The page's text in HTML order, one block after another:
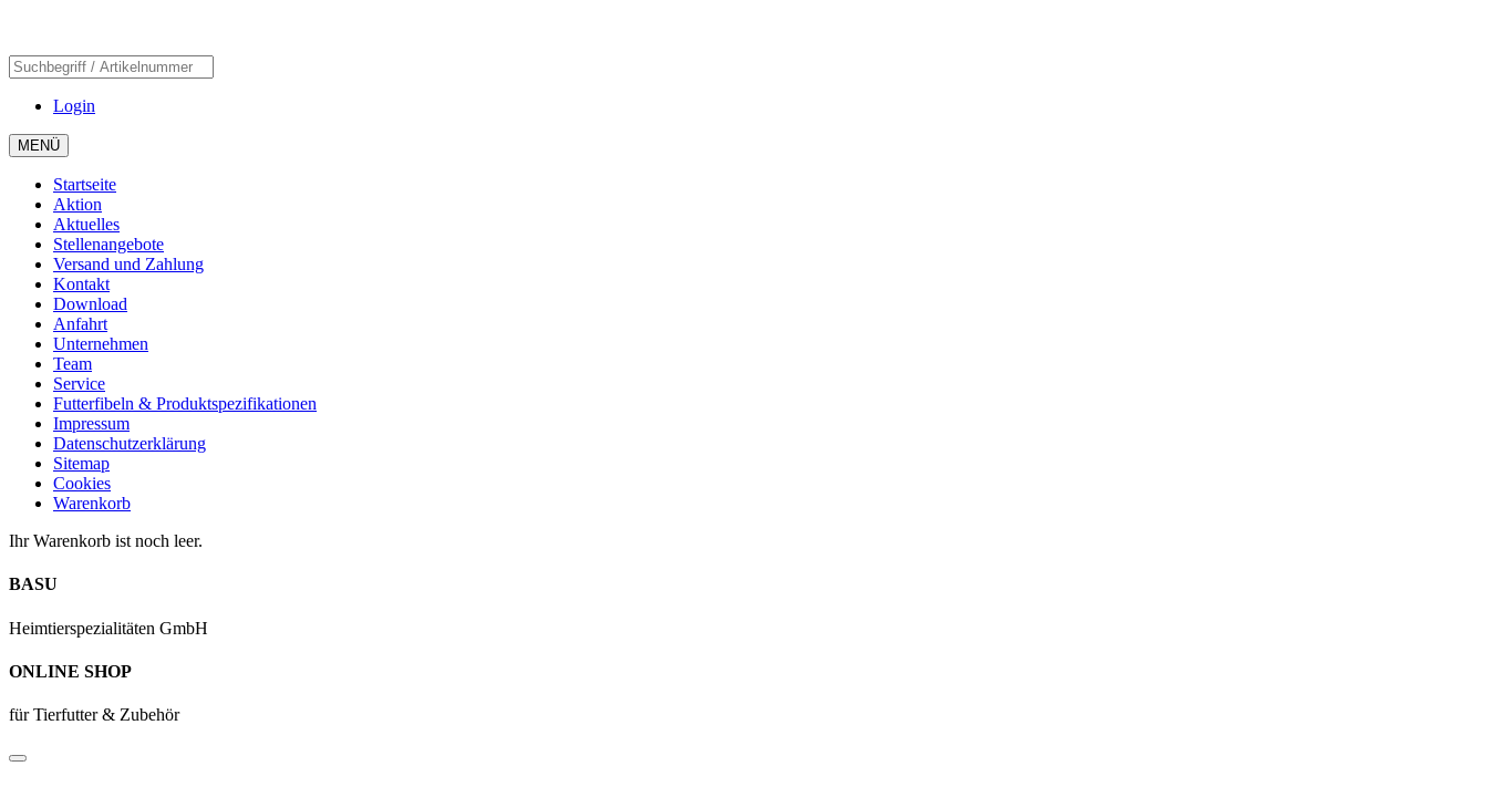
Login
MENÜ
Startseite
Aktion
Aktuelles
Stellenangebote
Versand und Zahlung
Kontakt
Download
Anfahrt
Unternehmen
Team
Service
Futterfibeln & Produktspezifikationen
Impressum
Datenschutzerklärung
Sitemap
Cookies
Warenkorb
Ihr Warenkorb ist noch leer.
BASU
Heimtierspezialitäten GmbH
ONLINE SHOP
für Tierfutter & Zubehör